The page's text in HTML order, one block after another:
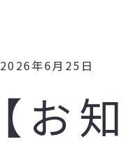
2026年6月25日
【お